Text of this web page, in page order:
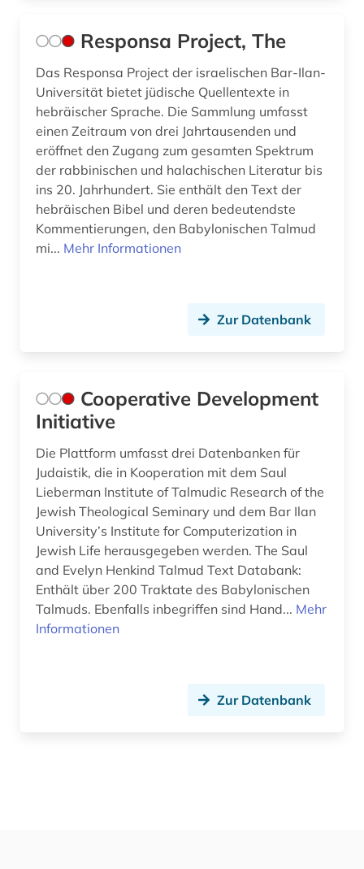
Responsa Project, The
Das Responsa Project der israelischen Bar-Ilan-
Universität bietet jüdische Quellentexte in
hebräischer Sprache. Die Sammlung umfasst
einen Zeitraum von drei Jahrtausenden und
eröffnet den Zugang zum gesamten Spektrum
der rabbinischen und halachischen Literatur bis
ins 20. Jahrhundert. Sie enthält den Text der
hebräischen Bibel und deren bedeutendste
Kommentierungen, den Babylonischen Talmud
mi... Mehr Informationen
Zur Datenbank
Cooperative Development
Initiative
Die Plattform umfasst drei Datenbanken für
Judaistik, die in Kooperation mit dem Saul
Lieberman Institute of Talmudic Research of the
Jewish Theological Seminary und dem Bar Ilan
University’s Institute for Computerization in
Jewish Life herausgegeben werden. The Saul
and Evelyn Henkind Talmud Text Databank:
Enthält über 200 Traktate des Babylonischen
Talmuds. Ebenfalls inbegriffen sind Hand... Mehr
Informationen
Zur Datenbank